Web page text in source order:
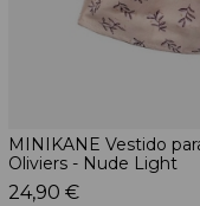
MINIKANE Vestido
Oliviers - Nude Light
24,90 €